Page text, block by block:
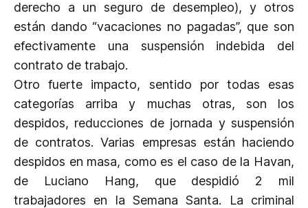
derecho a un seguro de desempleo), y otros
están dando “vacaciones no pagadas”, que son
efectivamente una suspensión indebida del
contrato de trabajo.
Otro fuerte impacto, sentido por todas esas
categorías arriba y muchas otras, son los
despidos, reducciones de jornada y suspensión
de contratos. Varias empresas están haciendo
despidos en masa, como es el caso de la Havan,
de Luciano Hang, que despidió 2 mil
trabajadores en la Semana Santa. La criminal